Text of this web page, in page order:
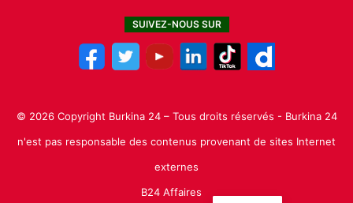
SUIVEZ-NOUS SUR
© 2026 Copyright Burkina 24 – Tous droits réservés - Burkina 24
n'est pas responsable des contenus provenant de sites Internet
externes
B24 Affaires